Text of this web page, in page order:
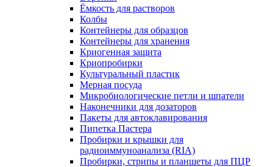
Ёмкость для растворов
Колбы
Контейнеры для образцов
Контейнеры для хранения
Криогенная защита
Криопробирки
Культуральный пластик
Мерная посуда
Микробиологические петли и шпатели
Наконечники для дозаторов
Пакеты для автоклавирования
Пипетка Пастера
Пробирки и крышки для
радиоиммуноанализа (RIA)
Пробирки, стрипы и планшеты для ПЦР